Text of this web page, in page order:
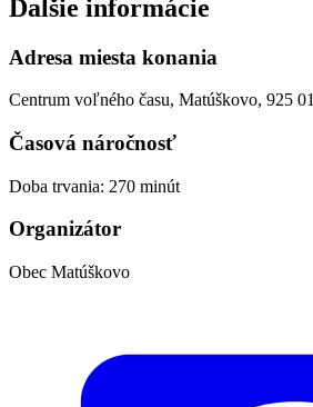
Ďalšie informácie
Adresa miesta konania
Centrum voľného času, Matúškovo, 925 01
Časová náročnosť
Doba trvania: 270 minút
Organizátor
Obec Matúškovo